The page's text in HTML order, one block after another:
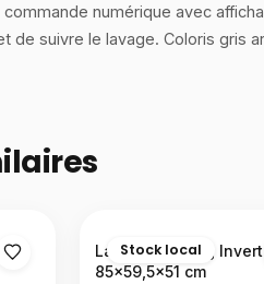
commande numérique avec
de suivre le lavage. Coloris gris
Stock local
Lave-linge 8 kg
85×59,5×51 cm